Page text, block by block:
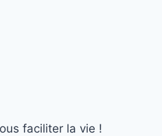
faciliter la vie !